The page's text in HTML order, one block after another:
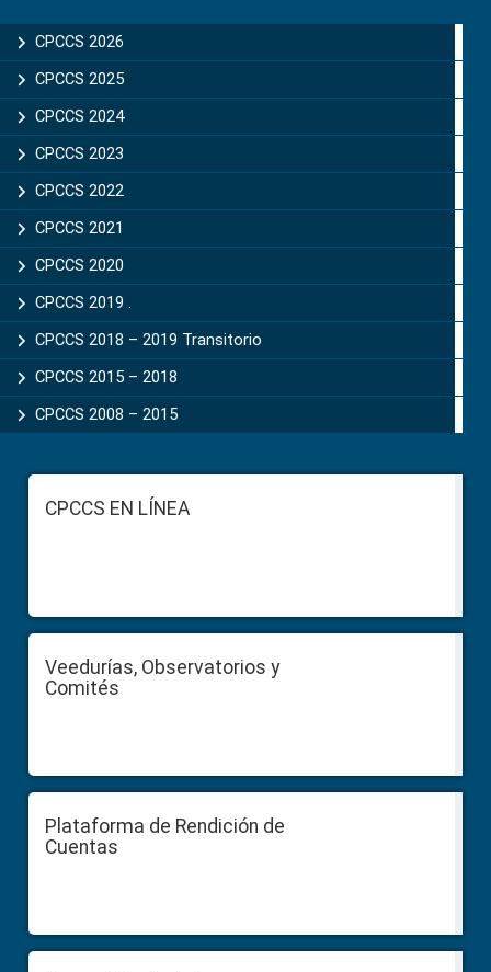
Sidebar
CPCCS 2026
CPCCS 2025
CPCCS 2024
CPCCS 2023
CPCCS 2022
CPCCS 2021
CPCCS 2020
CPCCS 2019 .
CPCCS 2018 – 2019 Transitorio
CPCCS 2015 – 2018
CPCCS 2008 – 2015
FooterCPCCS EN LÍNEA
Veedurías, Observatorios y
Comités
Plataforma de Rendición de
Cuentas